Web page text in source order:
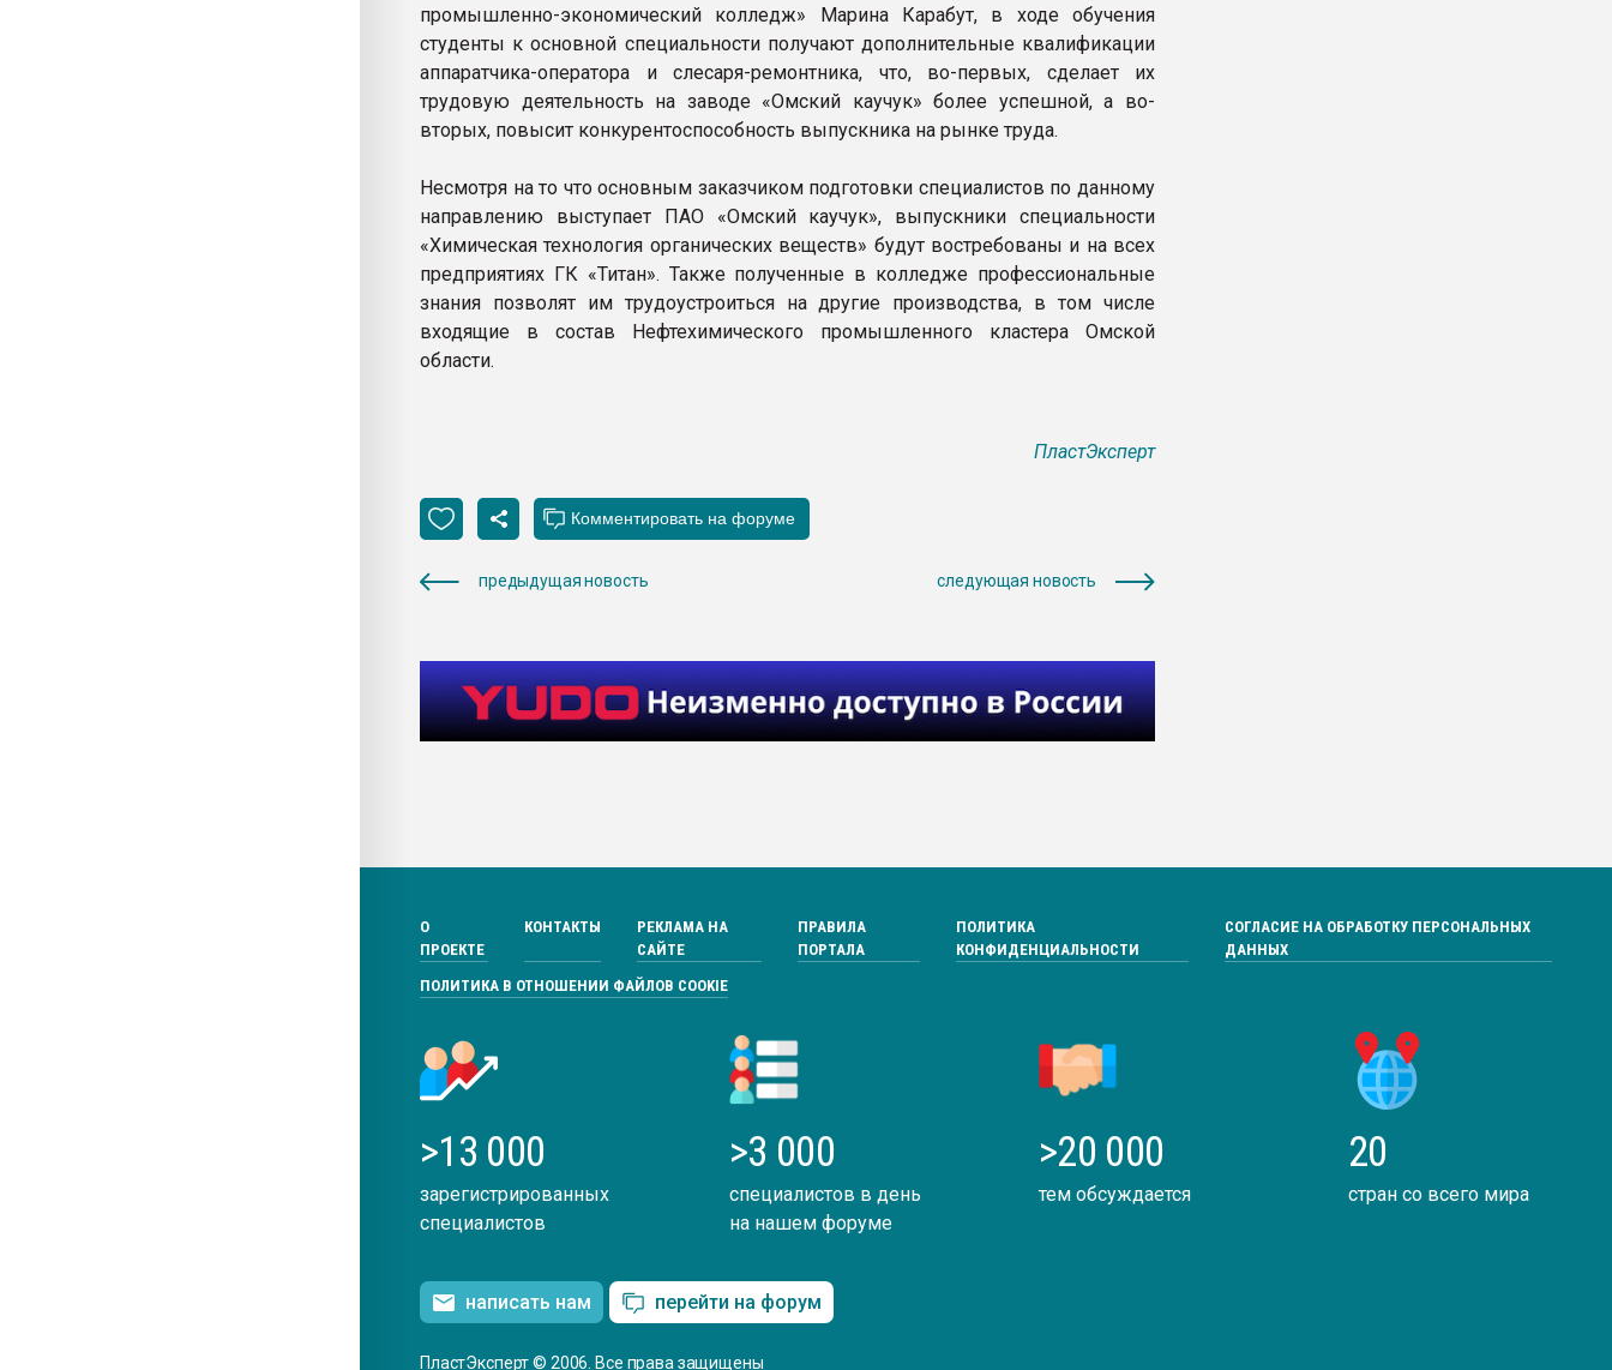
промышленно-экономический колледж» Марина Карабут, в ходе обучения
студенты к основной специальности получают дополнительные квалификации
аппаратчика-оператора и слесаря-ремонтника, что, во-первых, сделает их
трудовую деятельность на заводе «Омский каучук» более успешной, а во-
вторых, повысит конкурентоспособность выпускника на рынке труда.
Несмотря на то что основным заказчиком подготовки специалистов по данному
направлению выступает ПАО «Омский каучук», выпускники специальности
«Химическая технология органических веществ» будут востребованы и на всех
предприятиях ГК «Титан». Также полученные в колледже профессиональные
знания позволят им трудоустроиться на другие производства, в том числе
входящие в состав Нефтехимического промышленного кластера Омской
области.
ПластЭксперт
предыдущая новость следующая новость
О
ПРОЕКТЕ
КОНТАКТЫ
РЕКЛАМА НА
САЙТЕ
ПРАВИЛА
ПОРТАЛА
ПОЛИТИКА
КОНФИДЕНЦИАЛЬНОСТИ
СОГЛАСИЕ НА ОБРАБОТКУ ПЕРСОНАЛЬНЫХ
ДАННЫХ
ПОЛИТИКА В ОТНОШЕНИИ ФАЙЛОВ COOKIE
>13 000
зарегистрированных
специалистов
>3 000
специалистов в день
на нашем форуме
>20 000
тем обсуждается
20
стран со всего мира
написать нам перейти на форум
ПластЭксперт © 2006. Все права защищены